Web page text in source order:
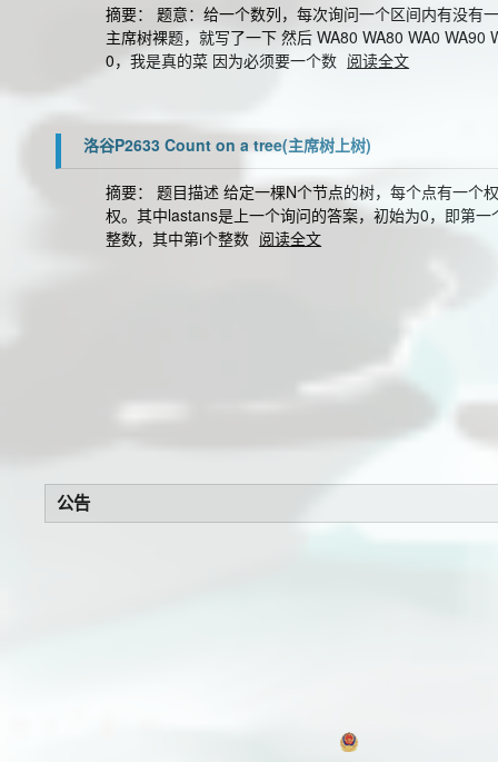
摘要： 题意：给一个数列，每次询问一个区间内有没有
主席树裸题，就写了一下 然后 WA80 WA80 WA0
0，我是真的菜 因为必须要一个数 阅读全文
洛谷P2633 Count on a tree(主席树上树)
摘要： 题目描述 给定一棵N个节点的树，每个点有一个
权。其中lastans是上一个询问的答案，初始为0，即第
整数，其中第i个整数 阅读全文
公告